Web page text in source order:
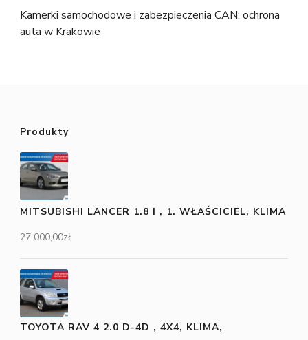
Kamerki samochodowe i zabezpieczenia CAN: ochrona
auta w Krakowie
Produkty
MITSUBISHI LANCER 1.8 I , 1. WŁAŚCICIEL, KLIMA
27 000,00zł
TOYOTA RAV 4 2.0 D-4D , 4X4, KLIMA,